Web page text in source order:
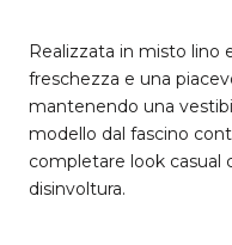
Realizzata in misto lino
freschezza e una
mantenendo una
modello dal fascino
completare look
disinvoltura.